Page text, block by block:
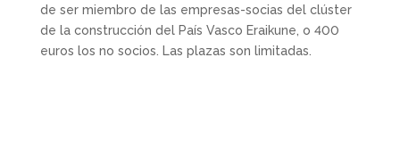
de ser miembro de las empresas-socias del clúster
de la construcción del País Vasco Eraikune, o 400
euros los no socios. Las plazas son limitadas.